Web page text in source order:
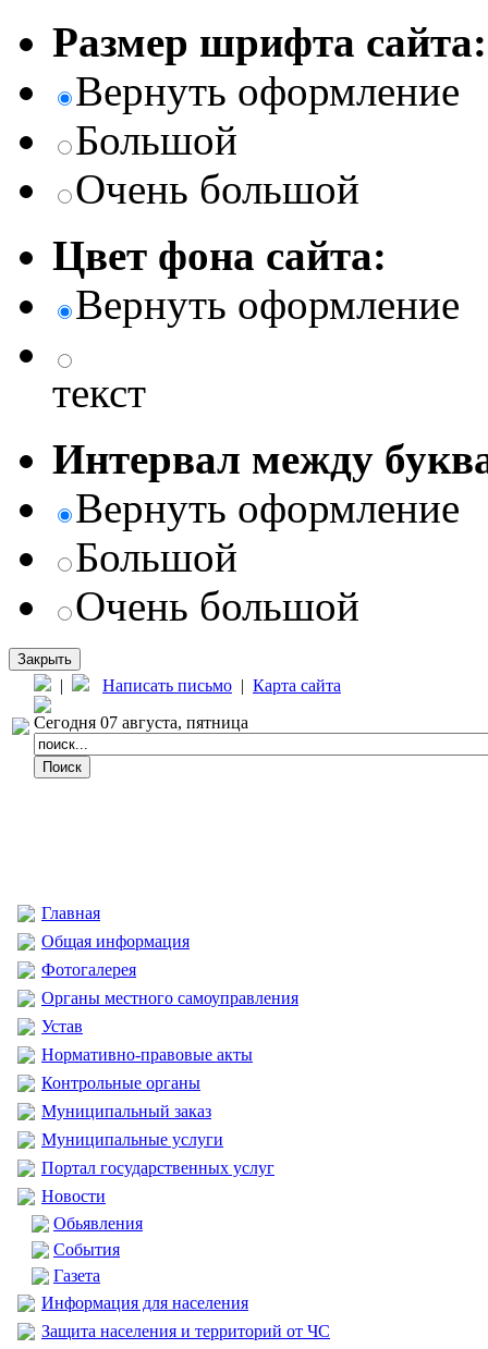
Размер шрифта сайта:
Вернуть оформление
Большой
Очень большой
Цвет фона сайта:
Вернуть оформление
текст
Интервал между
Вернуть оформление
Большой
Очень большой
Закрыть
| Написать письмо | Карта сайта
Сегодня 07 августа, пятница
Главная
Общая информация
Фотогалерея
Органы местного самоуправления
Устав
Нормативно-правовые акты
Контрольные органы
Муниципальный заказ
Муниципальные услуги
Портал государственных услуг
Новости
Обьявления
События
Газета
Информация для населения
Защита населения и территорий от ЧС